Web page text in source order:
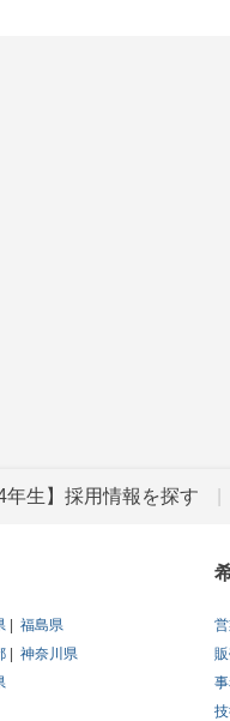
4年生】採用情報を探す
福島県
神奈川県